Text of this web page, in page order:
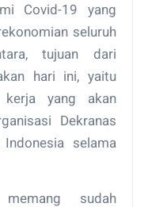
Covid-19 yang
seluruh
tujuan dari
hari ini, yaitu
kerja yang akan
Dekranas
selama
sudah